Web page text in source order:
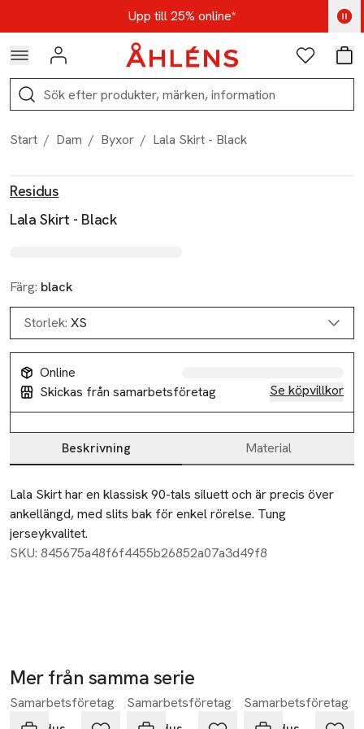
Hoppa till navigationsmenynUpp till 25% online*
Kod: AUG25 - Shoppa nu
Logga in Favoriter
Sök
Start / Dam / Byxor / Lala Skirt - Black
Residus
Lala Skirt - Black
Färg: black
Storlek: XS
Online
Skickas från samarbetsföretag
Se köpvillkor
Beskrivning Material
Beskrivning
Lala Skirt har en klassisk 90-tals siluett och är precis över
ankellängd, med slits bak för enkel rörelse. Tung
jerseykvalitet.
SKU: 845675a48f6f4455b26852a07a3d49f8
Mer från samma serie
Hoppa över bildspelet
Samarbetsföretag
Samarbetsföretag
Samarbetsföretag